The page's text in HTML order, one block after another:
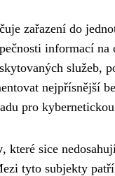
zařazení do
informací
služeb,
nejpřísnější
pro
, které sice
tyto subjekty